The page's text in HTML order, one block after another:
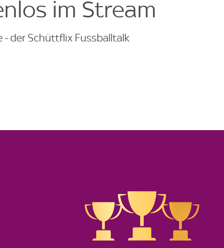
im Stream
- der Schüttflix Fussballtalk